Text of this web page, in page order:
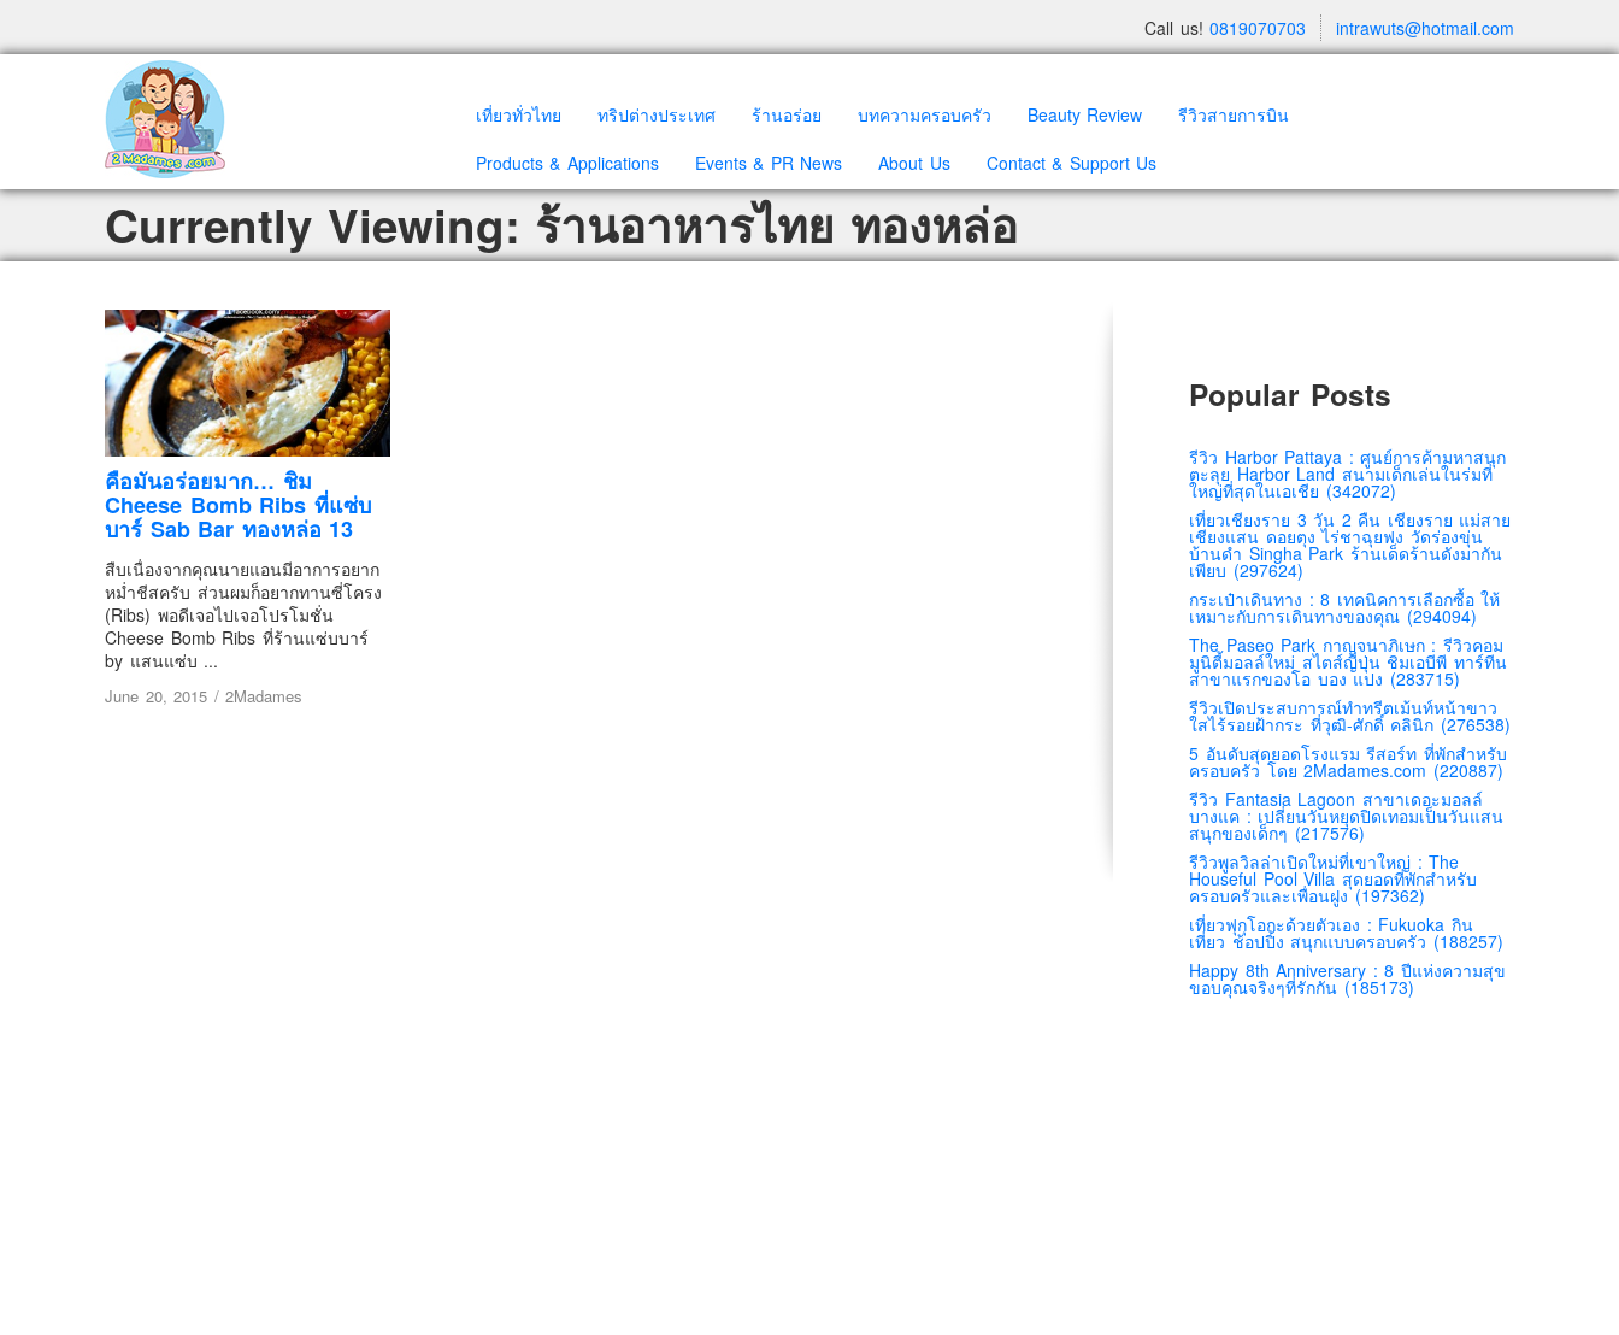
intrawuts@hotmail.com
Call us! 0819070703
เที่ยวทั่วไทย ทริปต่างประเทศ ร้านอร่อย บทความครอบครัว Beauty Review
รีวิวสายการบิน
Products & Applications
Events & PR News About Us Contact & Support Us
Currently Viewing: ร้านอาหารไทย ทองหล่อ
คือมันอร่อยมาก… ชิม
Cheese Bomb Ribs ที่แซ่บ
บาร์ Sab Bar ทองหล่อ 13
สืบเนื่องจากคุณนายแอนมีอาการอยาก
หม่ำชีสครับ ส่วนผมก็อยากทานซี่โครง
(Ribs) พอดีเจอไปเจอโปรโมชั่น
Cheese Bomb Ribs ที่ร้านแซ่บบาร์
by แสนแซ่บ ...
June 20, 2015 / 2Madames
Popular Posts
รีวิว Harbor Pattaya : ศูนย์การค้ามหาสนุก
ตะลุย Harbor Land สนามเด็กเล่นในร่มที่
ใหญ่ที่สุดในเอเชีย (342072)
เที่ยวเชียงราย 3 วัน 2 คืน เชียงราย แม่สาย
เชียงแสน ดอยตุง ไร่ชาฉุยฟง วัดร่องขุ่น
บ้านดำ Singha Park ร้านเด็ดร้านดังมากัน
เพียบ (297624)
กระเป๋าเดินทาง : 8 เทคนิคการเลือกซื้อ ให้
เหมาะกับการเดินทางของคุณ (294094)
The Paseo Park กาญจนาภิเษก : รีวิวคอม
มูนิตี้มอลล์ใหม่ สไตส์ญี่ปุ่น ชิมเอบีพี ทาร์ทีน
สาขาแรกของโอ บอง แปง (283715)
รีวิวเปิดประสบการณ์ทำทรีตเม้นท์หน้าขาว
ใสไร้รอยฝ้ากระ ที่วุฒิ-ศักดิ์ คลินิก (276538)
5 อันดับสุดยอดโรงแรม รีสอร์ท ที่พักสำหรับ
ครอบครัว โดย 2Madames.com (220887)
รีวิว Fantasia Lagoon สาขาเดอะมอลล์
บางแค : เปลี่ยนวันหยุดปิดเทอมเป็นวันแสน
สนุกของเด็กๆ (217576)
รีวิวพูลวิลล่าเปิดใหม่ที่เขาใหญ่ : The
Houseful Pool Villa สุดยอดที่พักสำหรับ
ครอบครัวและเพื่อนฝูง (197362)
เที่ยวฟุกุโอกะด้วยตัวเอง : Fukuoka กิน
เที่ยว ช้อปปิ้ง สนุกแบบครอบครัว (188257)
Happy 8th Anniversary : 8 ปีแห่งความสุข
ขอบคุณจริงๆที่รักกัน (185173)